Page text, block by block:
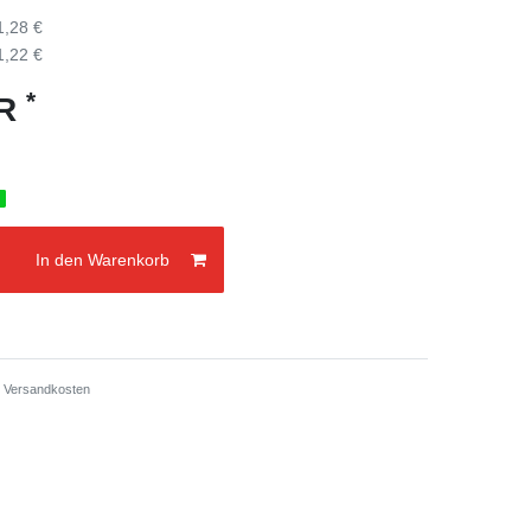
€
€
*
In den Warenkorb
Versandkosten